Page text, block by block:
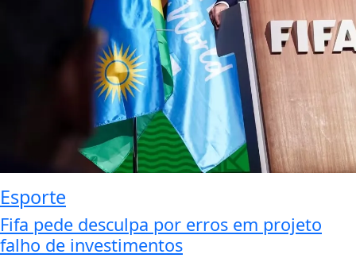
Esporte
Fifa pede desculpa por erros em projeto
falho de investimentos